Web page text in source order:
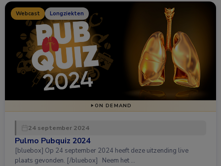
Webcast Longziekten
ON DEMAND
24 september 2024
Pulmo Pubquiz 2024
[bluebox] Op 24 september 2024 heeft deze uitzending live
plaats gevonden. [/bluebox] Neem het …